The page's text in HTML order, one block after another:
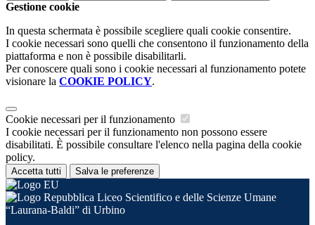
Gestione cookie
In questa schermata è possibile scegliere quali cookie consentire.
I cookie necessari sono quelli che consentono il funzionamento della
piattaforma e non è possibile disabilitarli.
Per conoscere quali sono i cookie necessari al funzionamento potete
visionare la COOKIE POLICY.
Cookie necessari per il funzionamento
I cookie necessari per il funzionamento non possono essere
disabilitati. È possibile consultare l'elenco nella pagina della cookie
policy.
Accetta tutti Salva le preferenze
Liceo Scientifico e delle Scienze Umane
“Laurana-Baldi” di Urbino